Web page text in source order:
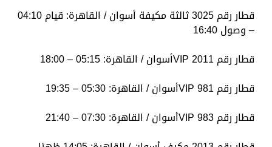
قطار رقم 3025 ثالثة مكيفة أسوان / القاهرة: قيام 04:10
– وصول 16:40
قطار رقم 2011 VIPأسوان / القاهرة: 05:15 – 18:00
قطار رقم 981 VIPأسوان / القاهرة: 05:30 – 19:35
قطار رقم 983 VIPأسوان / القاهرة: 07:30 – 21:40